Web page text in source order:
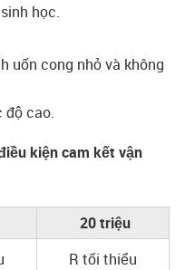
học.
uốn cong nhỏ và không
độ cao.
kiện cam kết vận
20 triệu
R tối thiểu